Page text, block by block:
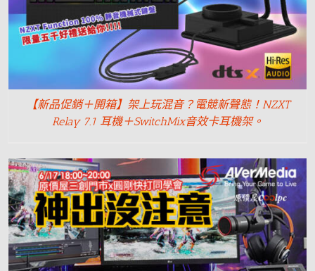
【新品促銷＋開箱】架上玩混音？電競新聲態！NZXT
Relay 7.1 耳機＋SwitchMix音效卡耳機架。